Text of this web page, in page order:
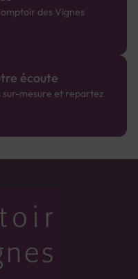
des Vignes
écoute
sur-mesure et repartez